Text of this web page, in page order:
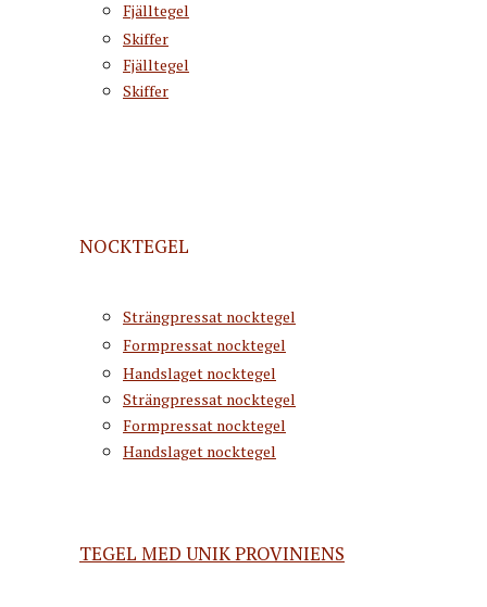
Fjälltegel
Skiffer
Fjälltegel
Skiffer
NOCKTEGEL
Strängpressat nocktegel
Formpressat nocktegel
Handslaget nocktegel
Strängpressat nocktegel
Formpressat nocktegel
Handslaget nocktegel
TEGEL MED UNIK PROVINIENS